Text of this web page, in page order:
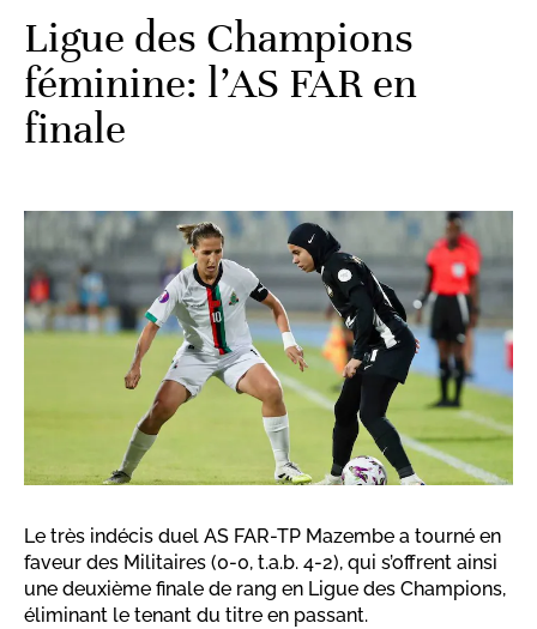
Ligue des Champions
féminine: l’AS FAR en
finale
Le très indécis duel AS FAR-TP Mazembe a tourné en
faveur des Militaires (0-0, t.a.b. 4-2), qui s’offrent ainsi
une deuxième finale de rang en Ligue des Champions,
éliminant le tenant du titre en passant.